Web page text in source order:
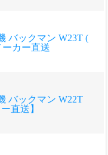
バックマン W23T (
カー直送
バックマン W22T
直送】